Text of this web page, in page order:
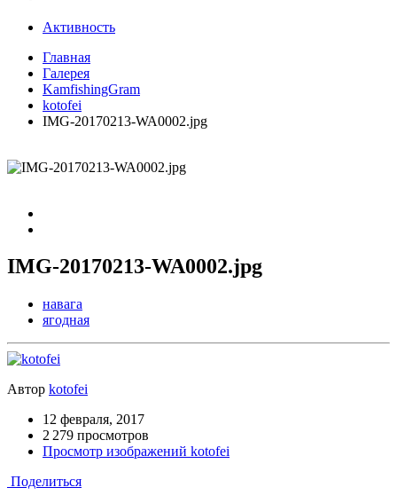
Активность
Главная
Галерея
KamfishingGram
kotofei
IMG-20170213-WA0002.jpg
IMG-20170213-WA0002.jpg
навага
ягодная
Автор kotofei
12 февраля, 2017
2 279 просмотров
Просмотр изображений kotofei
Поделиться